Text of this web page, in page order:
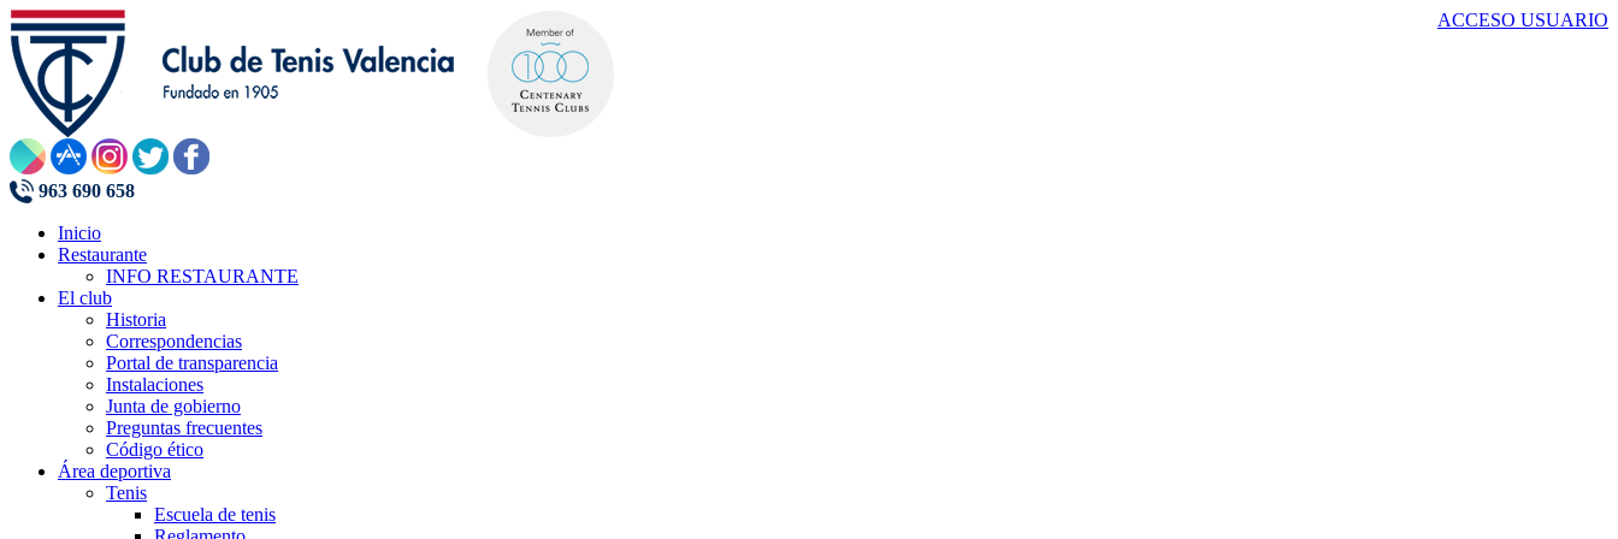
ACCESO USUARIO
963 690 658
Inicio
Restaurante
INFO RESTAURANTE
El club
Historia
Correspondencias
Portal de transparencia
Instalaciones
Junta de gobierno
Preguntas frecuentes
Código ético
Área deportiva
Tenis
Escuela de tenis